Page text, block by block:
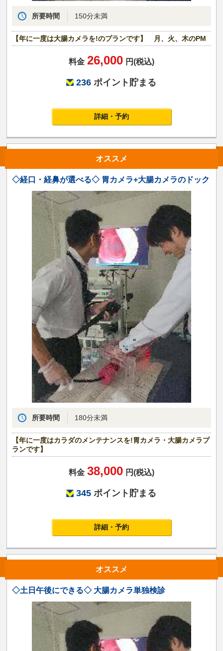
所要時間 150分未満
【年に一度は大腸カメラを!のプランです】 月、火、木のPM
料金 26,000 円(税込)
236 ポイント貯まる
詳細・予約
オススメ
◇経口・経鼻が選べる◇ 胃カメラ+大腸カメラのドック
所要時間 180分未満
【年に一度はカラダのメンテナンスを!胃カメラ・大腸カメラプ
ランです】
料金 38,000 円(税込)
345 ポイント貯まる
詳細・予約
オススメ
◇土日午後にできる◇ 大腸カメラ単独検診